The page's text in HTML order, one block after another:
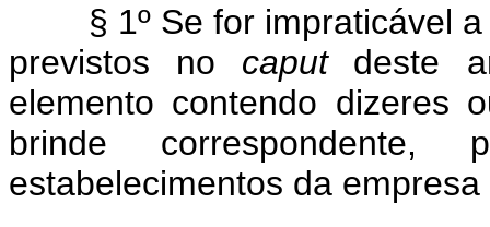
§ 1º Se for impraticável a
previstos no caput
deste
elemento contendo dizeres
brinde
estabelecimentos da